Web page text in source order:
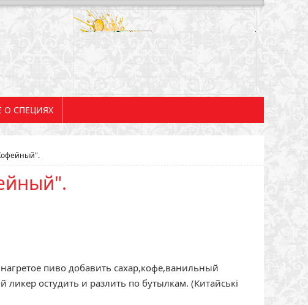
О СПЕЦИЯХ
пиво добавить сахар,кофе,ванильный
остудить и разлить по бутылкам. (Китайські